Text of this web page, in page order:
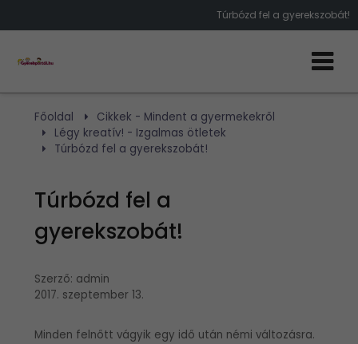
Túrbózd fel a gyerekszobát!
Főoldal
Cikkek - Mindent a gyermekekről
Légy kreatív! - Izgalmas ötletek
Túrbózd fel a gyerekszobát!
Túrbózd fel a
gyerekszobát!
Szerző: admin
2017. szeptember 13.
Minden felnőtt vágyik egy idő után némi változásra.